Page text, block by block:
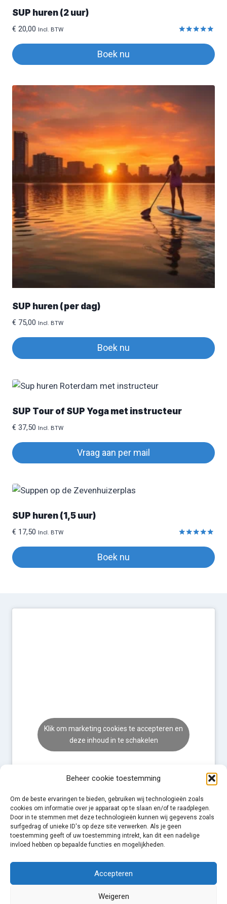
Beheer cookie toestemming
Om de beste ervaringen te bieden, gebruiken wij technologieën zoals
cookies om informatie over je apparaat op te slaan en/of te raadplegen.
Door in te stemmen met deze technologieën kunnen wij gegevens zoals
surfgedrag of unieke ID's op deze site verwerken. Als je geen
toestemming geeft of uw toestemming intrekt, kan dit een nadelige
invloed hebben op bepaalde functies en mogelijkheden.
Accepteren
Weigeren
SUP huren (2 uur)
€ 20,00 Incl. BTW
Boek nu
SUP huren (per dag)
€ 75,00 Incl. BTW
Boek nu
SUP Tour of SUP Yoga met instructeur
€ 37,50 Incl. BTW
Vraag aan per mail
SUP huren (1,5 uur)
€ 17,50 Incl. BTW
Boek nu
Klik om marketing cookies te accepteren en
deze inhoud in te schakelen